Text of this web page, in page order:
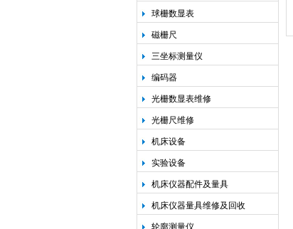
球栅数显表
磁栅尺
三坐标测量仪
编码器
光栅数显表维修
光栅尺维修
机床设备
实验设备
机床仪器配件及量具
机床仪器量具维修及回收
轮廓测量仪